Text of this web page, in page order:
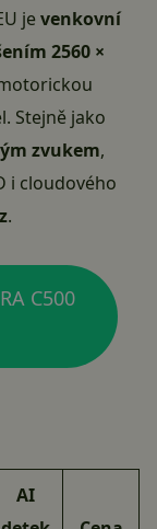
jevenkovní
2560 ×
Stejně jako
zvukem,
i cloudového
.
C500
AI